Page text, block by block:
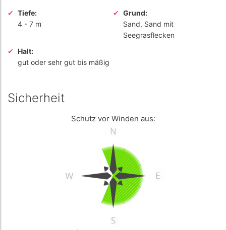
Tiefe:
4 - 7 m
Grund:
Sand, Sand mit
Seegrasflecken
Halt:
gut oder sehr gut bis mäßig
Sicherheit
Schutz vor Winden aus: